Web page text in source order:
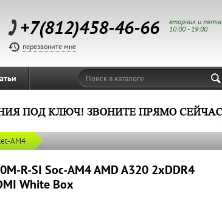
+7(812)458-46-66
вторник и
10:00 - 19:00
перезвоните мне
Поиск в каталоге
AM4
R-SI Soc-AM4 AMD A320 2xDDR4
White Box